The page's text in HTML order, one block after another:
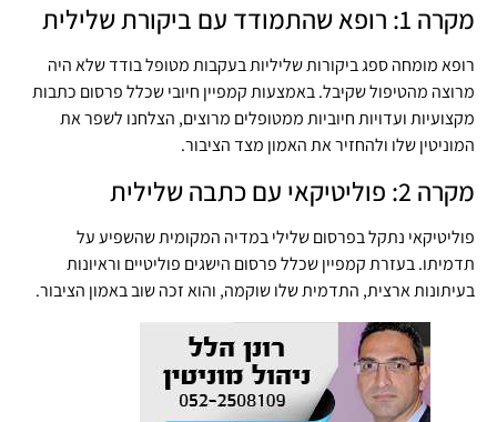
מקרה 1: רופא שהתמודד עם ביקורת שלילית
רופא מומחה ספג ביקורות שליליות בעקבות מטופל בודד שלא היה
מרוצה מהטיפול שקיבל. באמצעות קמפיין חיובי שכלל פרסום כתבות
מקצועיות ועדויות חיוביות ממטופלים מרוצים, הצלחנו לשפר את
המוניטין שלו ולהחזיר את האמון מצד הציבור.
מקרה 2: פוליטיקאי עם כתבה שלילית
פוליטיקאי נתקל בפרסום שלילי במדיה המקומית שהשפיע על
תדמיתו. בעזרת קמפיין שכלל פרסום הישגים פוליטיים וראיונות
בעיתונות ארצית, התדמית שלו שוקמה, והוא זכה שוב באמון הציבור.